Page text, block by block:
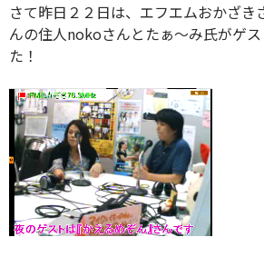
さて昨日２２日は、エフエムおかざき
んの住人nokoさんとたぁ～み氏がゲ
た！